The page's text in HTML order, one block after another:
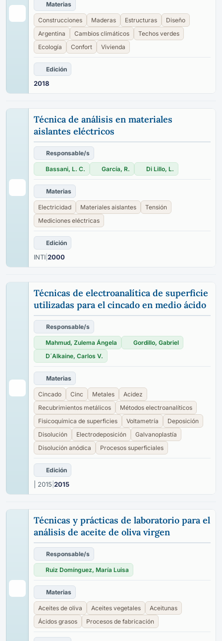
Materias
Construcciones Maderas Estructuras
Diseño
Argentina
Cambios climáticos
Techos verdes
Ecología
Confort Vivienda
Edición
2018
Técnica de análisis en materiales
aislantes eléctricos
Responsable/s
Bassani, L. C. García, R. Di Lillo, L.
Materias
Electricidad Materiales aislantes
Tensión
Mediciones eléctricas
Edición
INTI 2000
Técnicas de electroanalítica de superficie
utilizadas para el cincado en medio ácido
Responsable/s
Mahmud, Zulema Ángela
Gordillo, Gabriel
D´Alkaine, Carlos V.
Materias
Cincado Cinc Metales
Acidez
Recubrimientos metálicos
Métodos electroanalíticos
Fisicoquímica de superficies
Voltametría
Deposición
Disolución
Electrodeposición
Galvanoplastía
Disolución anódica
Procesos superficiales
Edición
| 2015 2015
Técnicas y prácticas de laboratorio para el
análisis de aceite de oliva virgen
Responsable/s
Ruiz Domínguez, María Luisa
Materias
Aceites de oliva Aceites vegetales
Aceitunas
Ácidos grasos
Procesos de fabricación